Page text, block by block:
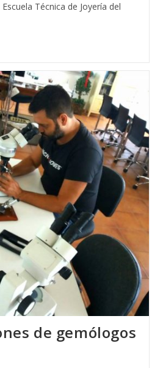
Técnica de Joyería del
de gemólogos